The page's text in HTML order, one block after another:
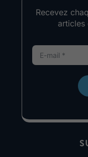
Recevez
articles